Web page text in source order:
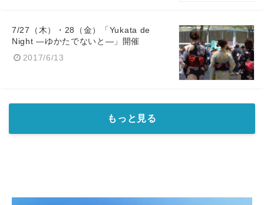
7/27（木）・28（金）「Yukata de
Night ―ゆかたでないと―」開催
2017/6/13
もっと見る